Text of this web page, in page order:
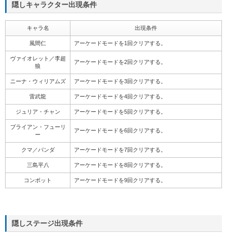
隠しキャラクター出現条件
キャラ名 出現条件
風間仁 アーケードモードを1回クリアする。
ヴァイオレット／李超
狼
アーケードモードを2回クリアする。
ニーナ・ウィリアムズ アーケードモードを3回クリアする。
雷武龍 アーケードモードを4回クリアする。
ジュリア・チャン アーケードモードを5回クリアする。
ブライアン・フューリ
ー
アーケードモードを6回クリアする。
クマ／パンダ アーケードモードを7回クリアする。
三島平八 アーケードモードを8回クリアする。
コンボット アーケードモードを9回クリアする。
隠しステージ出現条件